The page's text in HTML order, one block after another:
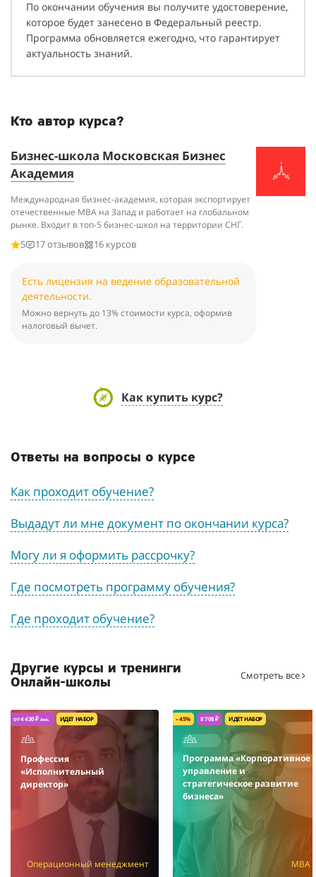
По окончании обучения вы получите удостоверение,
которое будет занесено в Федеральный реестр.
Программа обновляется ежегодно, что гарантирует
актуальность знаний.
Кто автор курса?
Бизнес-школа Московская Бизнес
Академия
Международная бизнес-академия, которая экспортирует
отечественные MBA на Запад и работает на глобальном
рынке. Входит в топ-5 бизнес-школ на территории СНГ.
5
17 отзывов 16 курсов
Есть лицензия на ведение образовательной
деятельности.
Можно вернуть до 13% стоимости курса, оформив
налоговый вычет.
Как купить курс?
Ответы на вопросы о курсе
Как проходит обучение?
Выдадут ли мне документ по окончании курса?
Могу ли я оформить рассрочку?
Где посмотреть программу обучения?
Где проходит обучение?
Другие курсы и тренинги
Онлайн-школы
Смотреть все
от 4 430 ₽ /мес. ИДЕТ НАБОР
Профессия
«Исполнительный
директор»
Операционный менеджмент
– 45% 8 708 ₽ ИДЕТ НАБОР
Программа «Корпоративное
управление и
стратегическое развитие
бизнеса»
MBA